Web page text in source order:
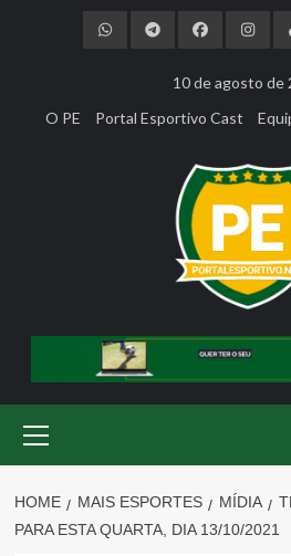
10 de agosto de
O PE
Portal Esportivo Cast
Menu
HOME MAIS ESPORTES MÍDIA
PARA ESTA QUARTA, DIA 13/10/2021